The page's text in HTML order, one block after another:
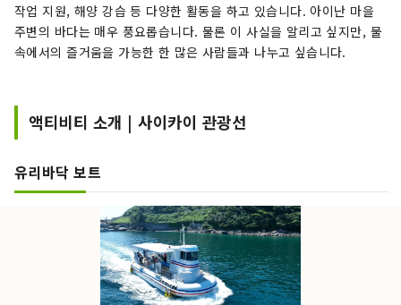
작업 지원, 해양 강습 등 다양한 활동을 하고 있습니다. 아이난 마을
주변의 바다는 매우 풍요롭습니다. 물론 이 사실을 알리고 싶지만, 물
속에서의 즐거움을 가능한 한 많은 사람들과 나누고 싶습니다.
액티비티 소개 | 사이카이 관광선
유리바닥 보트